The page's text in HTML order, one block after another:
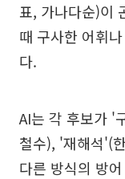
표, 가나다순)이
때 구사한 어휘
다.
AI는 각 후보가 '
철수), '재해석'(
다른 방식의 방